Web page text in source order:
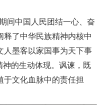
间中国人民团结一心、奋
释了中华民族精神内核中
人墨客以家国事为天下事
神的生动体现。讽谏，既
于文化血脉中的责任担